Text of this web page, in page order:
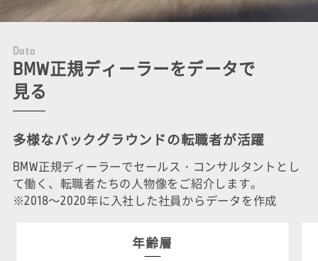
Data
BMW正規ディーラーをデータで
見る
多様なバックグラウンドの転職者が活躍
BMW正規ディーラーでセールス・コンサルタントとし
て働く、転職者たちの人物像をご紹介します。
※2018～2020年に入社した社員からデータを作成
年齢層